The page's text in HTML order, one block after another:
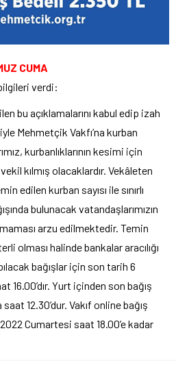
CUMA
verdi:
bu açıklamalarını kabul edip izah
Mehmetçik Vakfı’na kurban
kurbanlıklarının kesimi için
kılmış olacaklardır. Vekâleten
edilen kurban sayısı ile sınırlı
bulunacak vatandaşlarımızın
arzu edilmektedir. Temin
olması halinde bankalar aracılığı
bağışlar için son tarih 6
16.00’dır. Yurt içinden son bağış
12.30’dur. Vakıf online bağış
Cumartesi saat 18.00’e kadar